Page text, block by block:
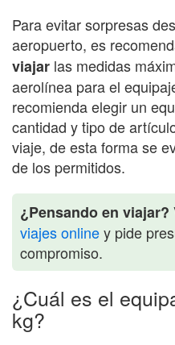
Para evitar sorpresas
aeropuerto, es
viajar las medidas
aerolínea para el
recomienda elegir un
cantidad y tipo de
viaje, de esta forma se
de los permitidos.
¿Pensando en viajar?
viajes onliney pide
compromiso.
¿Cuál es el
kg?